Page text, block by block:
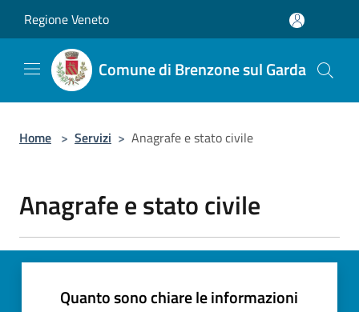
Regione Veneto
Comune di Brenzone sul Garda
Home > Servizi > Anagrafe e stato civile
Anagrafe e stato civile
Quanto sono chiare le informazioni